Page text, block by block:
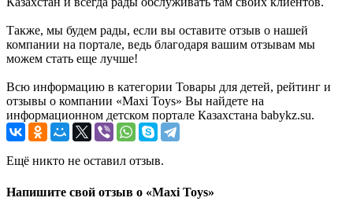
Также, мы будем рады, если вы оставите отзыв о нашей
компании на портале, ведь благодаря вашим отзывам мы
можем стать еще лучше!
Всю информацию в категории Товары для детей, рейтинг и
отзывы о компании «Maxi Toys» Вы найдете на
информационном детском портале Казахстана babykz.su.
Ещё никто не оставил отзыв.
Напишите свой отзыв о «Maxi Toys»